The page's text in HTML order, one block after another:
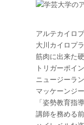
アルテカイロ
大川カイロプ
筋肉に出来た
トリガーポイ
ニュージーラ
マッケーンジ
「姿勢教育指
講師を務める